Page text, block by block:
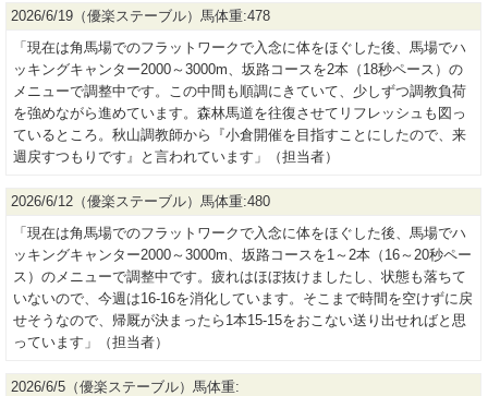
2026/6/19（優楽ステーブル）馬体重:478
「現在は角馬場でのフラットワークで入念に体をほぐした後、馬場でハ
ッキングキャンター2000～3000m、坂路コースを2本（18秒ペース）の
メニューで調整中です。この中間も順調にきていて、少しずつ調教負荷
を強めながら進めています。森林馬道を往復させてリフレッシュも図っ
ているところ。秋山調教師から『小倉開催を目指すことにしたので、来
週戻すつもりです』と言われています」（担当者）
2026/6/12（優楽ステーブル）馬体重:480
「現在は角馬場でのフラットワークで入念に体をほぐした後、馬場でハ
ッキングキャンター2000～3000m、坂路コースを1～2本（16～20秒ペー
ス）のメニューで調整中です。疲れはほぼ抜けましたし、状態も落ちて
いないので、今週は16-16を消化しています。そこまで時間を空けずに戻
せそうなので、帰厩が決まったら1本15-15をおこない送り出せればと思
っています」（担当者）
2026/6/5（優楽ステーブル）馬体重: